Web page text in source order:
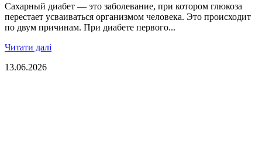
Сахарный диабет — это заболевание, при котором глюкоза
перестает усваиваться организмом человека. Это происходит
по двум причинам. При диабете первого...
Читати далі
13.06.2026